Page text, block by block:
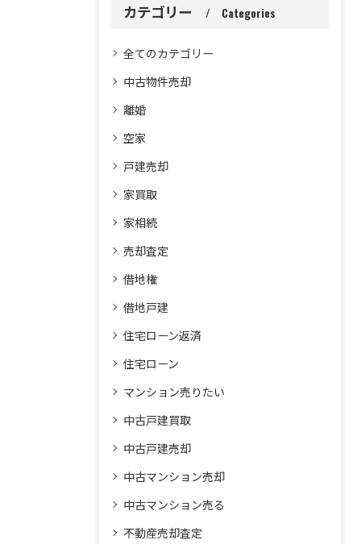
カテゴリー Categories
全てのカテゴリー
中古物件売却
離婚
空家
戸建売却
家買取
家相続
売却査定
借地権
借地戸建
住宅ローン返済
住宅ローン
マンション売りたい
中古戸建買取
中古戸建売却
中古マンション売却
中古マンション売る
不動産売却査定